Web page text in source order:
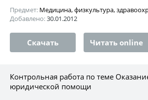
Предмет: Медицина, физкультура,
Добавлено:30.01.2012
Скачать Читать online
Контрольная работа по теме
юридической помощи